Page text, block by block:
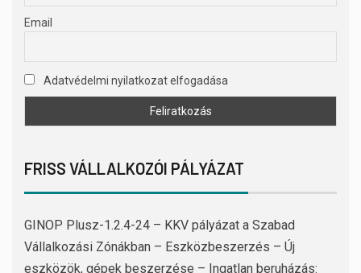
Email
Adatvédelmi nyilatkozat elfogadása
FRISS VÁLLALKOZÓI PÁLYÁZAT
GINOP Plusz-1.2.4-24 – KKV pályázat a Szabad
Vállalkozási Zónákban – Eszközbeszerzés – Új
eszközök, gépek beszerzése – Ingatlan beruházás: